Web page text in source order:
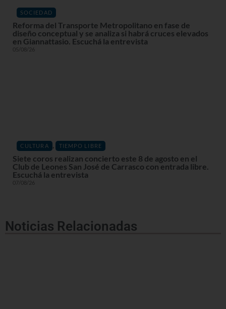
SOCIEDAD
Reforma del Transporte Metropolitano en fase de
diseño conceptual y se analiza si habrá cruces elevados
en Giannattasio. Escuchá la entrevista
05/08/26
CULTURA , TIEMPO LIBRE
Siete coros realizan concierto este 8 de agosto en el
Club de Leones San José de Carrasco con entrada libre.
Escuchá la entrevista
07/08/26
Noticias Relacionadas